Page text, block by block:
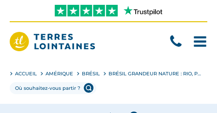
directement
contenu
ACCUEIL AMÉRIQUE BRÉSIL BRÉSIL GRANDEUR NATURE : RIO, PANTANAL ET AMAZONIE